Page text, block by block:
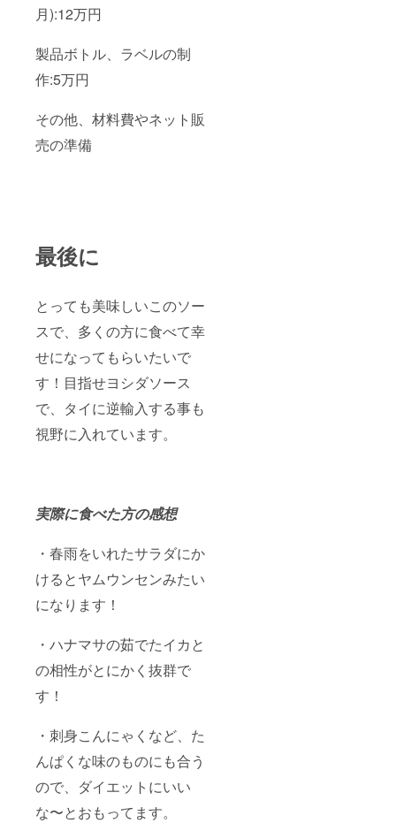
月):12万円
製品ボトル、ラベルの制
作:5万円
その他、材料費やネット販
売の準備
最後に
とっても美味しいこのソー
スで、多くの方に食べて幸
せになってもらいたいで
す！目指せヨシダソース
で、タイに逆輸入する事も
視野に入れています。
実際に食べた方の感想
・春雨をいれたサラダにか
けるとヤムウンセンみたい
になります！
・ハナマサの茹でたイカと
の相性がとにかく抜群で
す！
・刺身こんにゃくなど、た
んぱくな味のものにも合う
ので、ダイエットにいい
な〜とおもってます。